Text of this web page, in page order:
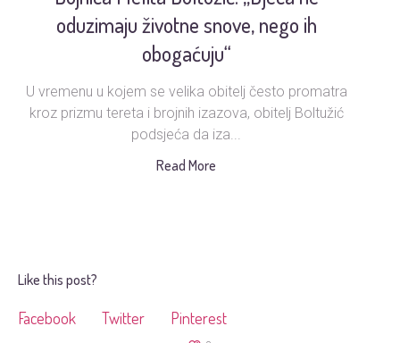
oduzimaju životne snove, nego ih
obogaćuju“
U vremenu u kojem se velika obitelj često promatra
kroz prizmu tereta i brojnih izazova, obitelj Boltužić
podsjeća da iza...
Read More
Like this post?
Facebook Twitter Pinterest